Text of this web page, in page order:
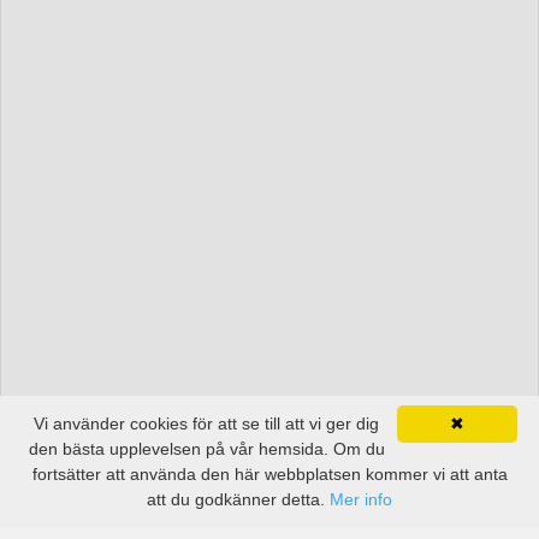
✖
Vi använder cookies för att se till att vi ger dig
den bästa upplevelsen på vår hemsida. Om du
fortsätter att använda den här webbplatsen kommer vi att anta
att du godkänner detta. Mer info